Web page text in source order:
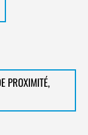
PROXIMITÉ,